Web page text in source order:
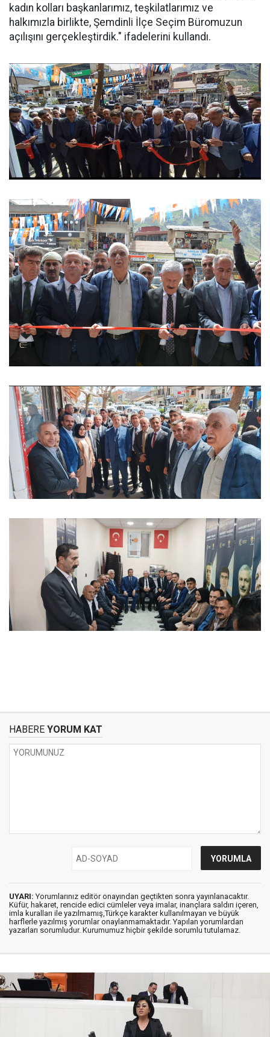
kadın kolları başkanlarımız, teşkilatlarımız ve
halkımızla birlikte, Şemdinli İlçe Seçim Büromuzun
açılışını gerçekleştirdik." ifadelerini kullandı.
HABERE YORUM KAT
UYARI: Yorumlarınız editör onayından geçtikten sonra yayınlanacaktır.
Küfür, hakaret, rencide edici cümleler veya imalar, inançlara saldırı içeren,
imla kuralları ile yazılmamış,Türkçe karakter kullanılmayan ve büyük
harflerle yazılmış yorumlar onaylanmamaktadır. Yapılan yorumlardan
yazarları sorumludur. Kurumumuz hiçbir şekilde sorumlu tutulamaz.